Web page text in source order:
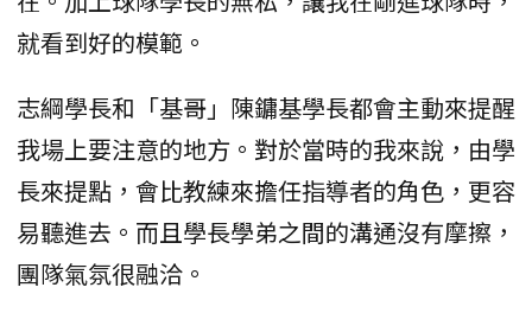
就看到好的模範。
志綱學長和「基哥」陳鏞基學長都會主動來提醒
我場上要注意的地方。對於當時的我來說，由學
長來提點，會比教練來擔任指導者的角色，更容
易聽進去。而且學長學弟之間的溝通沒有摩擦，
團隊氣氛很融洽。